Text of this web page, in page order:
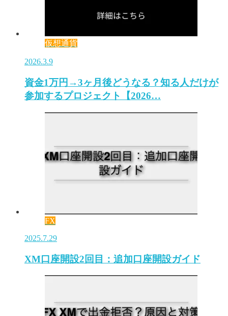
仮想通貨
2026.3.9
資金1万円→3ヶ月後どうなる？知る人だけが
参加するプロジェクト【2026…
FX
2025.7.29
XM口座開設2回目：追加口座開設ガイド